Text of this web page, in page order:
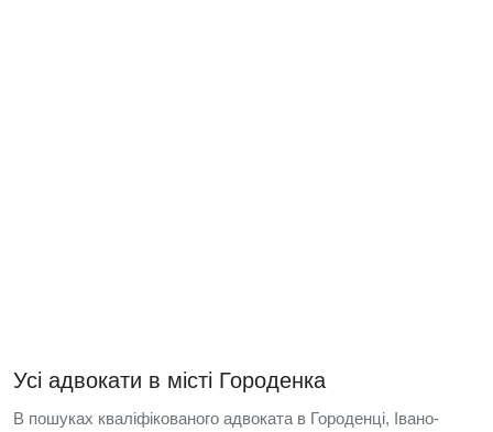
Усі адвокати в місті Городенка
В пошуках кваліфікованого адвоката в Городенці, Івано-